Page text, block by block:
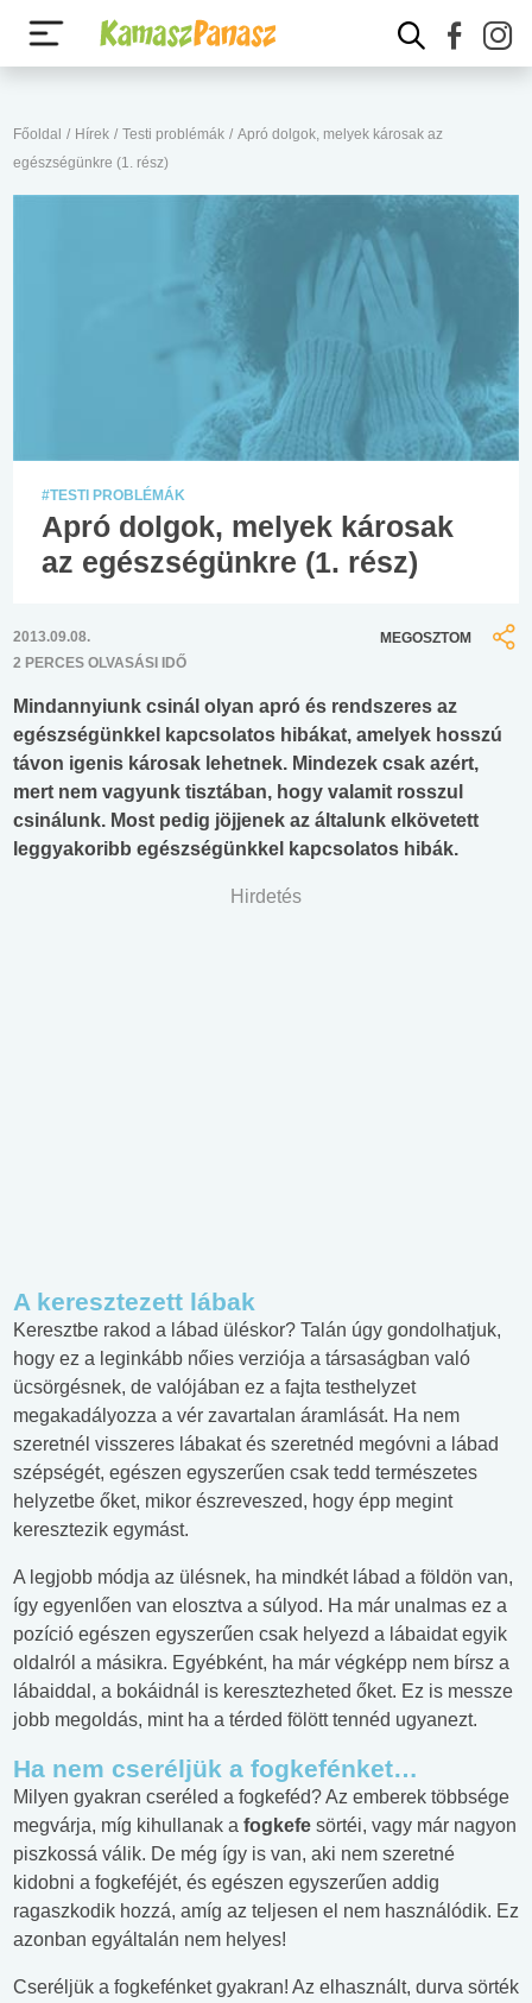
Főoldal / Hírek / Testi problémák / Apró dolgok, melyek károsak az
egészségünkre (1. rész)
#TESTI PROBLÉMÁK
Apró dolgok, melyek károsak
az egészségünkre (1. rész)
2013.09.08.
2 PERCES OLVASÁSI IDŐ
MEGOSZTOM
Mindannyiunk csinál olyan apró és rendszeres az
egészségünkkel kapcsolatos hibákat, amelyek hosszú
távon igenis károsak lehetnek. Mindezek csak azért,
mert nem vagyunk tisztában, hogy valamit rosszul
csinálunk. Most pedig jöjjenek az általunk elkövetett
leggyakoribb egészségünkkel kapcsolatos hibák.
Hirdetés
A keresztezett lábak
Keresztbe rakod a lábad üléskor? Talán úgy gondolhatjuk,
hogy ez a leginkább nőies verziója a társaságban való
ücsörgésnek, de valójában ez a fajta testhelyzet
megakadályozza a vér zavartalan áramlását. Ha nem
szeretnél visszeres lábakat és szeretnéd megóvni a lábad
szépségét, egészen egyszerűen csak tedd természetes
helyzetbe őket, mikor észreveszed, hogy épp megint
keresztezik egymást.
A legjobb módja az ülésnek, ha mindkét lábad a földön van,
így egyenlően van elosztva a súlyod. Ha már unalmas ez a
pozíció egészen egyszerűen csak helyezd a lábaidat egyik
oldalról a másikra. Egyébként, ha már végképp nem bírsz a
lábaiddal, a bokáidnál is keresztezheted őket. Ez is messze
jobb megoldás, mint ha a térded fölött tennéd ugyanezt.
Ha nem cseréljük a fogkefénket…
Milyen gyakran cseréled a fogkeféd? Az emberek többsége
megvárja, míg kihullanak a fogkefe sörtéi, vagy már nagyon
piszkossá válik. De még így is van, aki nem szeretné
kidobni a fogkeféjét, és egészen egyszerűen addig
ragaszkodik hozzá, amíg az teljesen el nem használódik. Ez
azonban egyáltalán nem helyes!
Cseréljük a fogkefénket gyakran! Az elhasznált, durva sörték